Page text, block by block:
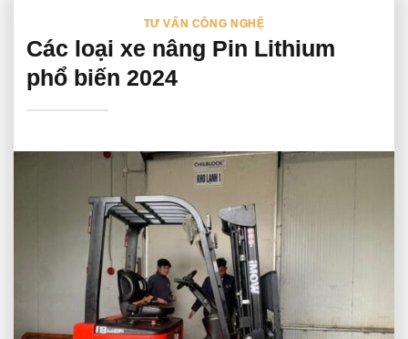
TƯ VẤN CÔNG NGHỆ
Các loại xe nâng Pin Lithium
phổ biến 2024